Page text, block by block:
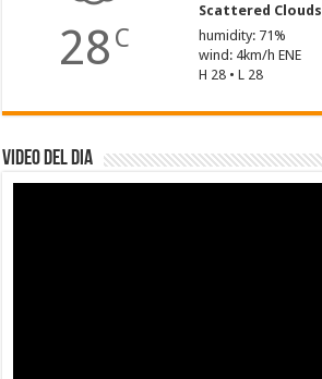
28 C
Scattered Clouds
humidity: 71%
wind: 4km/h ENE
H 28 • L 28
Video del dia